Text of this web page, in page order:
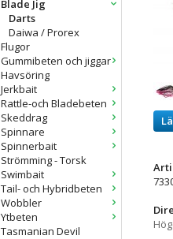
Blade Jig
Darts
Daiwa / Prorex
Flugor
Gummibeten och jiggar
Havsöring
Jerkbait
Rattle-och Bladebeten
Skeddrag
Spinnare
Spinnerbait
Strömming - Torsk
Swimbait
Tail- och Hybridbeten
Wobbler
Ytbeten
Tasmanian Devil